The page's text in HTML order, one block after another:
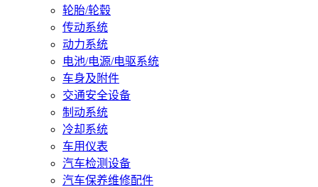
轮胎/轮毂
传动系统
动力系统
电池/电源/电驱系统
车身及附件
交通安全设备
制动系统
冷却系统
车用仪表
汽车检测设备
汽车保养维修配件